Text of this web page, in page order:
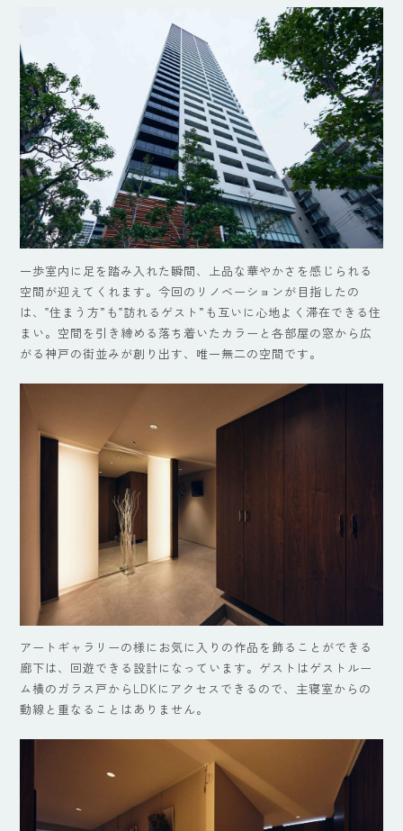
一歩室内に足を踏み入れた瞬間、上品な華やかさを感じられる
空間が迎えてくれます。今回のリノベーションが目指したの
は、‟住まう方”も‟訪れるゲスト”も互いに心地よく滞在できる住
まい。空間を引き締める落ち着いたカラーと各部屋の窓から広
がる神戸の街並みが創り出す、唯一無二の空間です。
アートギャラリーの様にお気に入りの作品を飾ることができる
廊下は、回遊できる設計になっています。ゲストはゲストルー
ム横のガラス戸からLDKにアクセスできるので、主寝室からの
動線と重なることはありません。